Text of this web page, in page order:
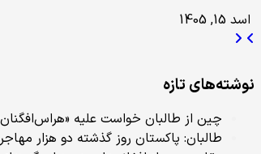
اسد 15, 1405
نوشته‌های تازه
چین از طالبان خواست علیه
طالبان: پاکستان روز گذشته دو هزار